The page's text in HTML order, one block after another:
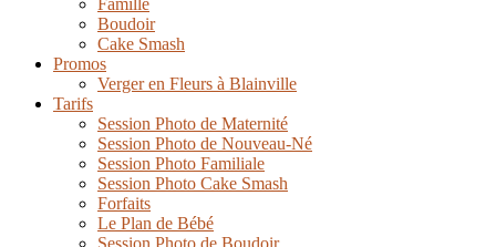
Famille
Boudoir
Cake Smash
Promos
Verger en Fleurs à Blainville
Tarifs
Session Photo de Maternité
Session Photo de Nouveau-Né
Session Photo Familiale
Session Photo Cake Smash
Forfaits
Le Plan de Bébé
Session Photo de Boudoir